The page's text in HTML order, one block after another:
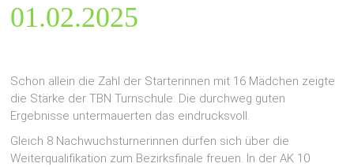
01.02.2025
Schon allein die Zahl der Starterinnen mit 16 Mädchen zeigte
die Stärke der TBN Turnschule. Die durchweg guten
Ergebnisse untermauerten das eindrucksvoll.
Gleich 8 Nachwuchsturnerinnen dürfen sich über die
Weiterqualifikation zum Bezirksfinale freuen. In der AK 10